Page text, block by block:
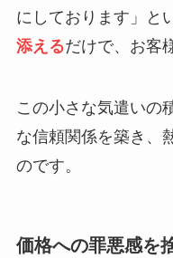
にしております」と
添えるだけで、お客
この小さな気遣いの
な信頼関係を築き、
のです。
価格への罪悪感を